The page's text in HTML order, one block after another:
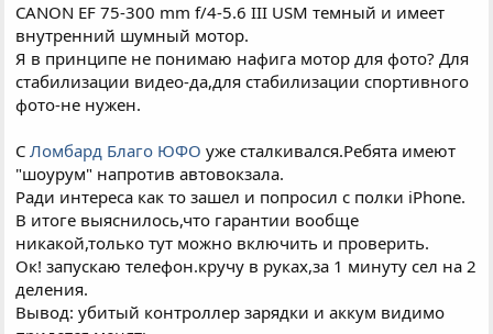
CANON EF 75-300 mm f/4-5.6 III USM темный и имеет
внутренний шумный мотор.
Я в принципе не понимаю нафига мотор для фото? Для
стабилизации видео-да,для стабилизации спортивного
фото-не нужен.
СЛомбард Благо ЮФОуже сталкивался.Ребята имеют
"шоурум" напротив автовокзала.
Ради интереса как то зашел и попросил с полки iPhone.
В итоге выяснилось,что гарантии вообще
никакой,только тут можно включить и проверить.
Ок! запускаю телефон.кручу в руках,за 1 минуту сел на 2
деления.
Вывод: убитый контроллер зарядки и аккум видимо